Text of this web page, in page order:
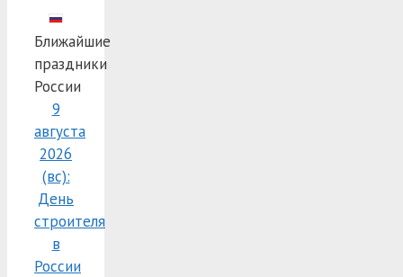
Ближайшие
праздники
России
9
августа
2026
(вс):
День
строителя
в
России